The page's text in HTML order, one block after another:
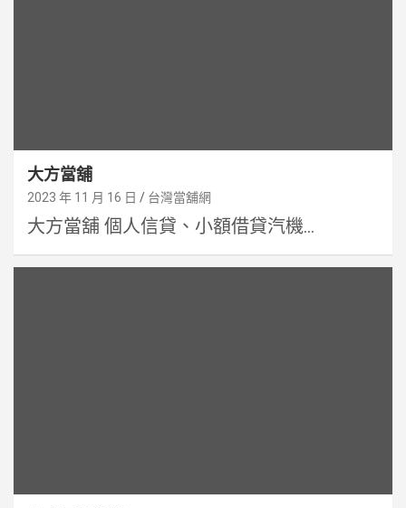
大方當舖
2023 年 11 月 16 日 台灣當舖網
大方當舖 個人信貸、小額借貸汽機...